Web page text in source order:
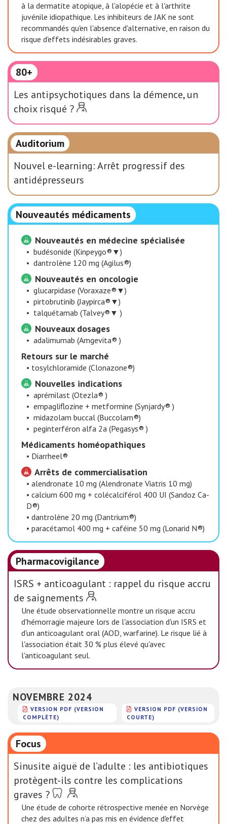
à la dermatite atopique, à l'alopécie et à l'arthrite
juvénile idiopathique. Les inhibiteurs de JAK ne sont
recommandés qu'en l'absence d'alternative, en raison du
risque d'effets indésirables graves.
80+
Les antipsychotiques dans la démence, un
choix risqué ?
Auditorium
Nouvel e-learning: Arrêt progressif des
antidépresseurs
Nouveautés médicaments
Nouveautés en médecine spécialisée
• budésonide (Kinpeygo®▼)
• dantrolène 120 mg (Agilus®)
Nouveautés en oncologie
• glucarpidase (Voraxaze®▼)
• pirtobrutinib (Jaypirca®▼)
• talquétamab (Talvey®▼ )
Nouveaux dosages
• adalimumab (Amgevita® )
​Retours sur le marché
• tosylchloramide (Clonazone®)
Nouvelles indications
• aprémilast (Otezla® )
• empagliflozine + metformine (Synjardy® )
• midazolam buccal (Buccolam®)
• peginterféron alfa 2a (Pegasys® )
​Médicaments homéopathiques
• Diarrheel®
Arrêts de commercialisation
• alendronate 10 mg (Alendronate Viatris 10 mg)
• calcium 600 mg + colécalciférol 400 UI (Sandoz Ca-
D®)
• dantrolène 20 mg (Dantrium®)
• paracétamol 400 mg + caféine 50 mg (Lonarid N®)
Pharmacovigilance
ISRS + anticoagulant : rappel du risque accru
de saignements
Une étude observationnelle montre un risque accru
d'hémorragie majeure lors de l'association d'un ISRS et
d'un anticoagulant oral (AOD, warfarine). Le risque lié à
l'association était 30 % plus élevé qu'avec
l'anticoagulant seul.
NOVEMBRE 2024
VERSION PDF (VERSION
COMPLÈTE)
VERSION PDF (VERSION
COURTE)
Focus
Sinusite aiguë de l’adulte : les antibiotiques
protègent-ils contre les complications
graves ?
Une étude de cohorte rétrospective menée en Norvège
chez des adultes n’a pas mis en évidence d'effet